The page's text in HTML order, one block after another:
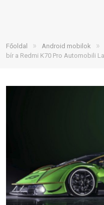
Főoldal » Android mobilok »
bír a Redmi K70 Pro Automobili